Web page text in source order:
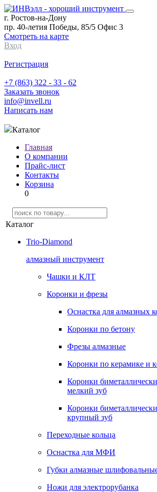
г. Ростов-на-Дону
пр. 40-летия Победы, 85/5 Офис 3
Смотреть на карте
Вход
Регистрация
+7 (863) 322 - 33 - 62
Заказать звонок
info@invell.ru
Написать нам
Каталог
Главная
О компании
Прайс-лист
Контакты
Корзина
0
Каталог
Trio-Diamond
алмазный инструмент
Чашки и КЛТ
Коронки и фрезы
Оснастка для алмазных
Коронки по бетону
Фрезы алмазные
Коронки по керамике и
Коронки
мелкий зуб
Коронки
крупный зуб
Переходные кольца
Оснастка для МФИ
Губки алмазные
Ножи для электрорубанка